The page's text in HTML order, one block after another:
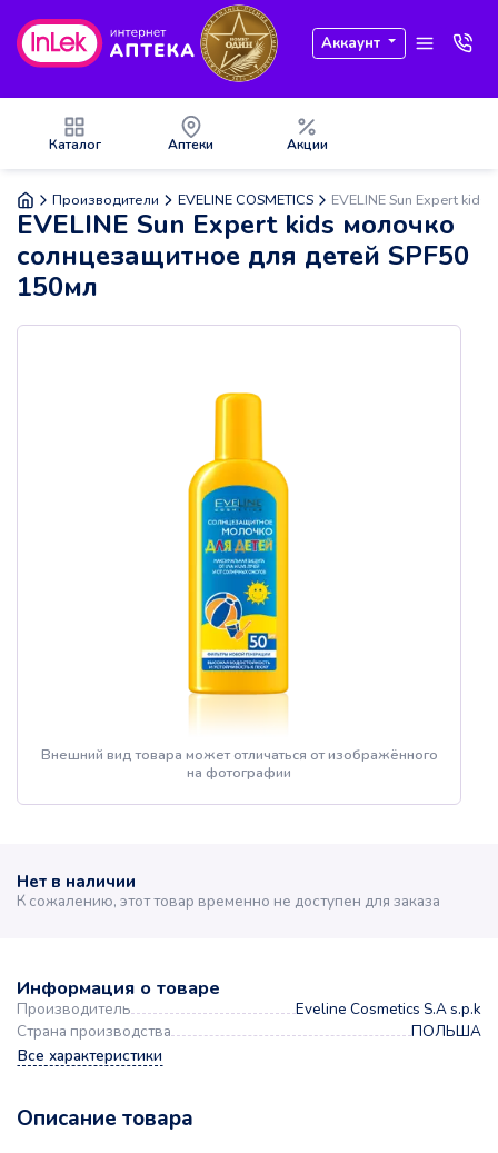
Аккаунт
Каталог Аптеки Акции
Производители EVELINE COSMETICS EVELINE Sun Expert
EVELINE Sun Expert kids молочко
солнцезащитное для детей SPF50
150мл
Внешний вид товара может отличаться от изображённого
на фотографии
Информация о товаре
Производитель
Eveline Cosmetics S.A s.p.k
Страна производства
ПОЛЬША
Все характеристики
Описание товара
Нет в наличии
К сожалению, этот товар временно не доступен для заказа